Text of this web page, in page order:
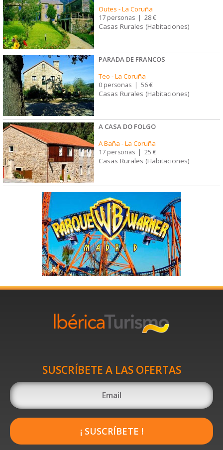
Outes -La Coruña
17 personas | 28 €
Casas Rurales (Habitaciones)
PARADA DE FRANCOS
Teo -La Coruña
0 personas | 56 €
Casas Rurales (Habitaciones)
A CASA DO FOLGO
A Baña -La Coruña
17 personas | 25 €
Casas Rurales (Habitaciones)
SUSCRÍBETE A LAS OFERTAS
¡ SUSCRÍBETE !